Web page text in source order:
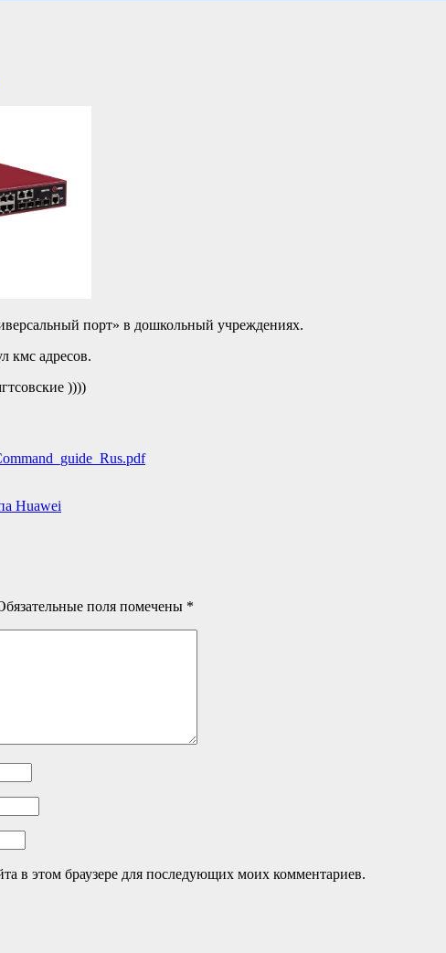
порт» в дошкольный учреждениях.
кмс адресов.
))))
Huawei
поля помечены *
в этом браузере для последующих моих комментариев.